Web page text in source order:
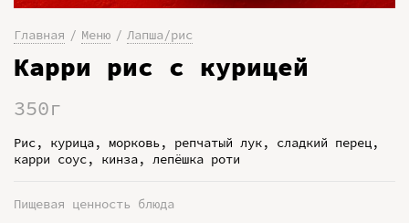
Главная Меню Лапша/рис
Карри рис с курицей
350г
Рис, курица, морковь, репчатый лук, сладкий перец,
карри соус, кинза, лепёшка роти
Пищевая ценность блюда